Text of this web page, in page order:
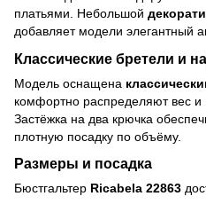
платьями. Небольшой
добавляет модели элегантный
Классические бретели и
Модель оснащена
комфортно распределяют вес и
Застёжка на два крючка
плотную посадку по объёму.
Размеры и посадка
Бюстгальтер Ricabela 22863